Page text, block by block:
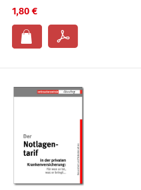
1,80 €